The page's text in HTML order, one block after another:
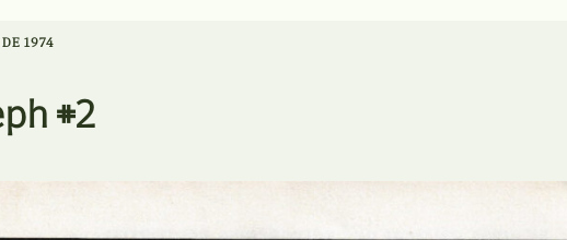
Ficha Técnica e Apoios
1974
#2